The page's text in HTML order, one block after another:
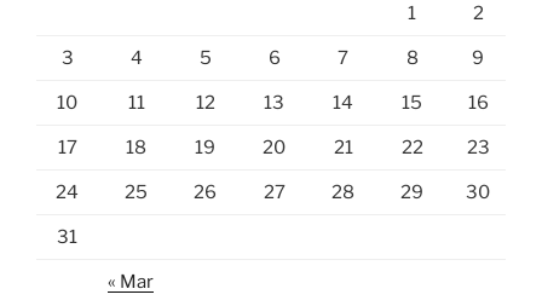
1 2
3 4 5 6 7 8 9
10 11 12 13 14 15 16
17 18 19 20 21 22 23
24 25 26 27 28 29 30
31
« Mar